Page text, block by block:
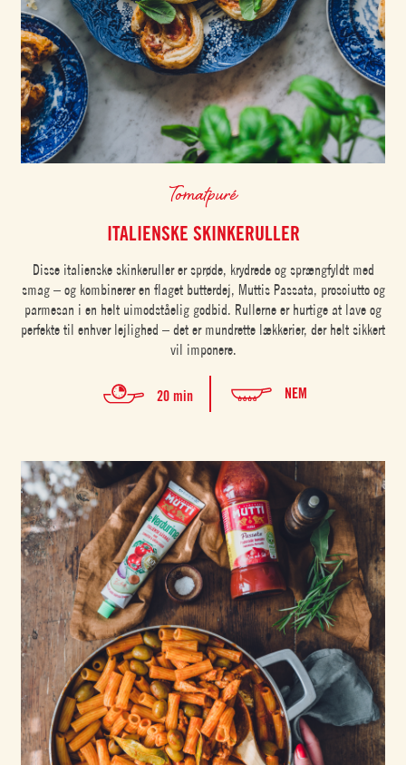
Tomatpuré
ITALIENSKE SKINKERULLER
Disse italienske skinkeruller er sprøde, krydrede og sprængfyldt med
smag – og kombinerer en flaget butterdej, Muttis Passata, prosciutto og
parmesan i en helt uimodståelig godbid. Rullerne er hurtige at lave og
perfekte til enhver lejlighed – det er mundrette lækkerier, der helt sikkert
vil imponere.
20 min NEM